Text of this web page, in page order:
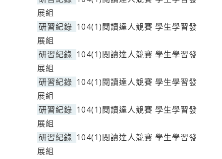
展組
研習紀錄 104(1)閱讀達人競賽 學生學習發
展組
研習紀錄 104(1)閱讀達人競賽 學生學習發
展組
研習紀錄 104(1)閱讀達人競賽 學生學習發
展組
研習紀錄 104(1)閱讀達人競賽 學生學習發
展組
研習紀錄 104(1)閱讀達人競賽 學生學習發
展組